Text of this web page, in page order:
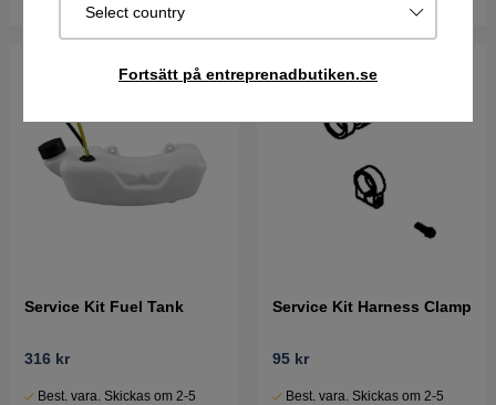
Select country
Fortsätt på entreprenadbutiken.se
Service Kit Fuel Tank
316 kr
Best. vara. Skickas om 2-5
Service Kit Harness Clamp
95 kr
Best. vara. Skickas om 2-5